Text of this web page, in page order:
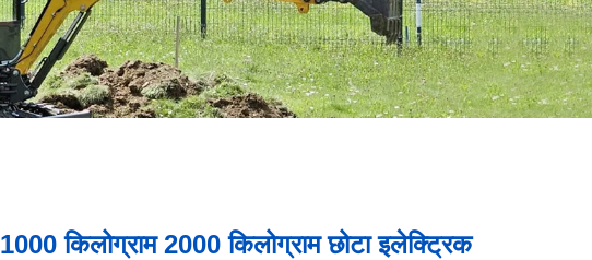
1000 किलोग्राम 2000 किलोग्राम छोटा इलेक्ट्रिक